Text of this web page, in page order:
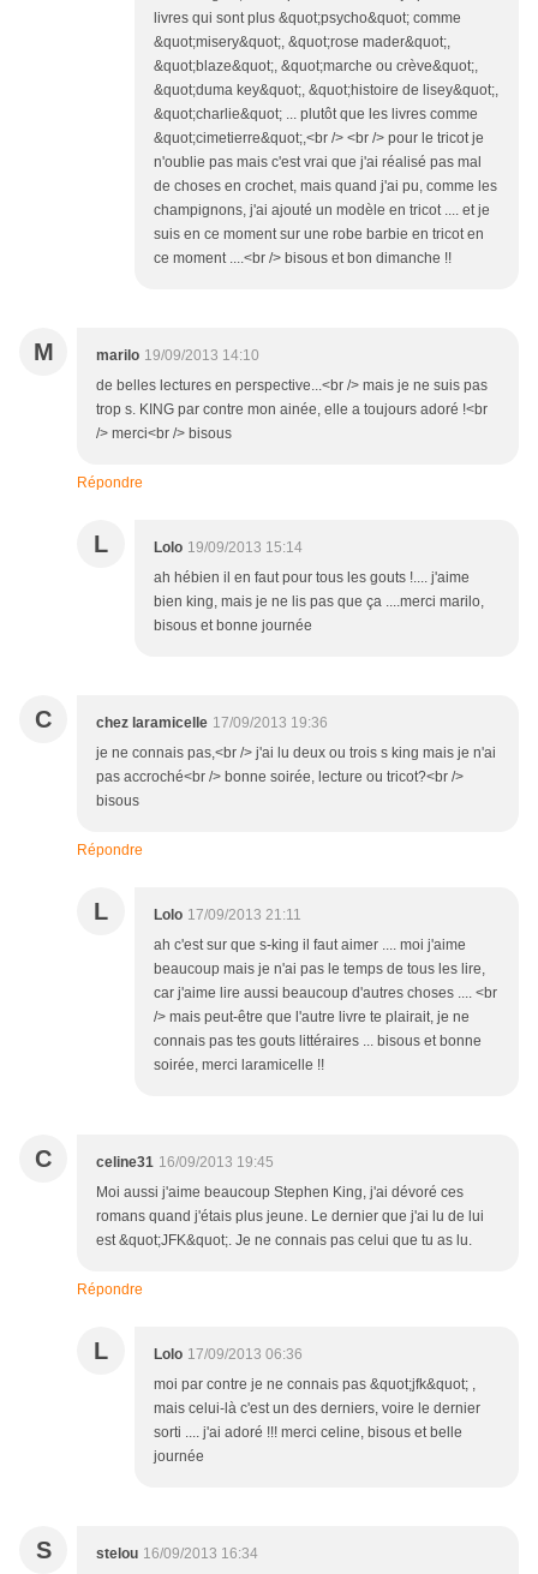
livres qui sont plus &quot;psycho&quot; comme
&quot;misery&quot;, &quot;rose mader&quot;,
&quot;blaze&quot;, &quot;marche ou crève&quot;,
&quot;duma key&quot;, &quot;histoire de lisey&quot;,
&quot;charlie&quot; ... plutôt que les livres comme
&quot;cimetierre&quot;,<br /> <br /> pour le tricot je
n'oublie pas mais c'est vrai que j'ai réalisé pas mal
de choses en crochet, mais quand j'ai pu, comme les
champignons, j'ai ajouté un modèle en tricot .... et je
suis en ce moment sur une robe barbie en tricot en
ce moment ....<br /> bisous et bon dimanche !!
M marilo 19/09/2013 14:10
de belles lectures en perspective...<br /> mais je ne suis pas
trop s. KING par contre mon ainée, elle a toujours adoré !<br
/> merci<br /> bisous
Répondre
L Lolo 19/09/2013 15:14
ah hébien il en faut pour tous les gouts !.... j'aime
bien king, mais je ne lis pas que ça ....merci marilo,
bisous et bonne journée
C chez laramicelle 17/09/2013 19:36
je ne connais pas,<br /> j'ai lu deux ou trois s king mais je n'ai
pas accroché<br /> bonne soirée, lecture ou tricot?<br />
bisous
Répondre
L Lolo 17/09/2013 21:11
ah c'est sur que s-king il faut aimer .... moi j'aime
beaucoup mais je n'ai pas le temps de tous les lire,
car j'aime lire aussi beaucoup d'autres choses .... <br
/> mais peut-être que l'autre livre te plairait, je ne
connais pas tes gouts littéraires ... bisous et bonne
soirée, merci laramicelle !!
C celine31 16/09/2013 19:45
Moi aussi j'aime beaucoup Stephen King, j'ai dévoré ces
romans quand j'étais plus jeune. Le dernier que j'ai lu de lui
est &quot;JFK&quot;. Je ne connais pas celui que tu as lu.
Répondre
L Lolo 17/09/2013 06:36
moi par contre je ne connais pas &quot;jfk&quot; ,
mais celui-là c'est un des derniers, voire le dernier
sorti .... j'ai adoré !!! merci celine, bisous et belle
journée
S stelou 16/09/2013 16:34